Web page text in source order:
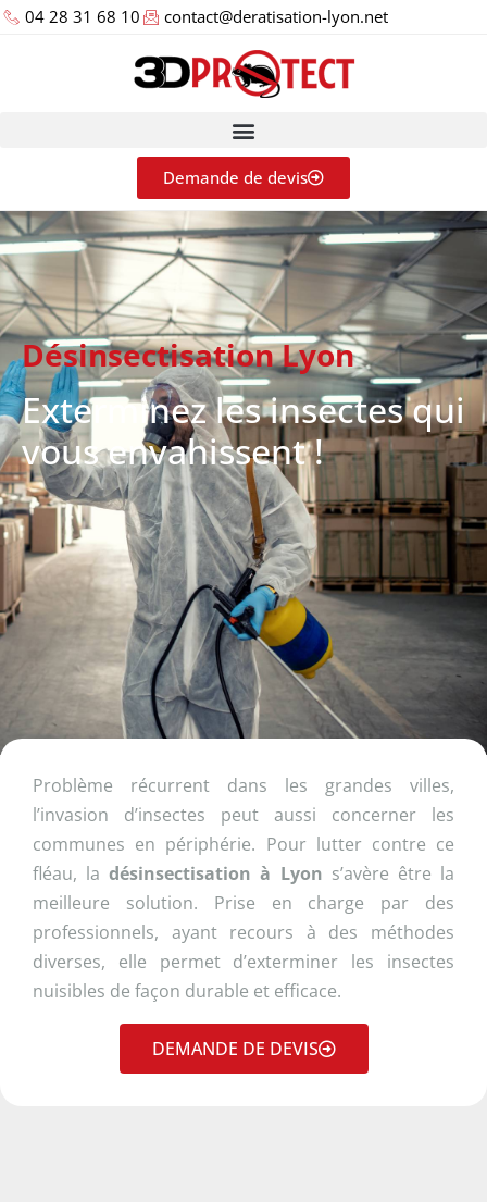
04 28 31 68 10 contact@deratisation-lyon.net
Demande de devis
Désinsectisation Lyon
Exterminez les insectes qui
vous envahissent !
Problème récurrent dans les grandes villes,
l’invasion d’insectes peut aussi concerner les
communes en périphérie. Pour lutter contre ce
fléau, ladésinsectisation à Lyon s’avère être la
meilleure solution. Prise en charge par des
professionnels, ayant recours à des méthodes
diverses, elle permet d’exterminer les insectes
nuisibles de façon durable et efficace.
DEMANDE DE DEVIS